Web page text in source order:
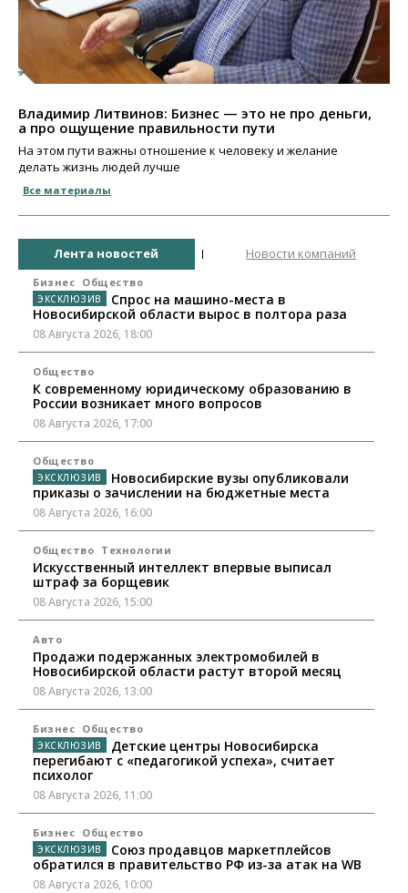
Владимир Литвинов: Бизнес — это не про деньги,
а про ощущение правильности пути
На этом пути важны отношение к человеку и желание
делать жизнь людей лучше
Все материалы
Лента новостей Новости компаний
Бизнес Общество
Спрос на машино-места в
Новосибирской области вырос в полтора раза
08 Августа 2026, 18:00
Общество
К современному юридическому образованию в
России возникает много вопросов
08 Августа 2026, 17:00
Общество
Новосибирские вузы опубликовали
приказы о зачислении на бюджетные места
08 Августа 2026, 16:00
Общество Технологии
Искусственный интеллект впервые выписал
штраф за борщевик
08 Августа 2026, 15:00
Авто
Продажи подержанных электромобилей в
Новосибирской области растут второй месяц
08 Августа 2026, 13:00
Бизнес Общество
Детские центры Новосибирска
перегибают с «педагогикой успеха», считает
психолог
08 Августа 2026, 11:00
Бизнес Общество
Союз продавцов маркетплейсов
обратился в правительство РФ из-за атак на WB
08 Августа 2026, 10:00